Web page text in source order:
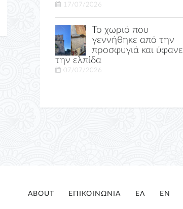
17/07/2026
Το χωριό που
γεννήθηκε από την
προσφυγιά και ύφανε
την ελπίδα
07/07/2026
ABOUT ΕΠΙΚΟΙΝΩΝΙΑ ΕΛ EN